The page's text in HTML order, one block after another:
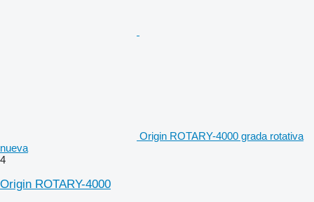
Origin ROTARY-4000 grada rotativa
nueva
4
Origin ROTARY-4000